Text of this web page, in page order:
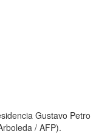
Gustavo Petro
/ AFP).